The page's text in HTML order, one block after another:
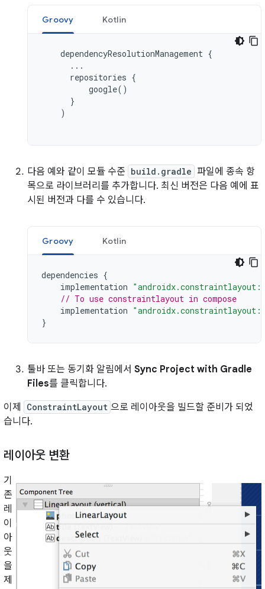
Groovy Kotlin
dependencyResolutionManagement {
...
repositories {
google()
}
)
다음 예와 같이 모듈 수준 build.gradle 파일에 종속 항
목으로 라이브러리를 추가합니다. 최신 버전은 다음 예에 표
시된 버전과 다를 수 있습니다.
Groovy Kotlin
dependencies {
implementation
// To use constraintlayout in compose
implementation
}
툴바 또는 동기화 알림에서 Sync Project with Gradle
Files를 클릭합니다.
이제
ConstraintLayout 으로 레이아웃을 빌드할 준비가 되었
습니다.
레이아웃 변환
기
존
레
이
아
웃
을
제